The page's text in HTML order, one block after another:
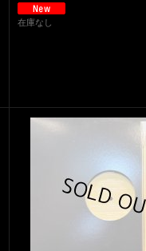
在庫なし